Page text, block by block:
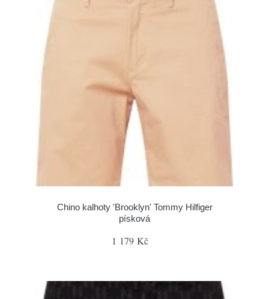
Chino kalhoty 'Brooklyn' Tommy Hilfiger
písková
1 179 Kč